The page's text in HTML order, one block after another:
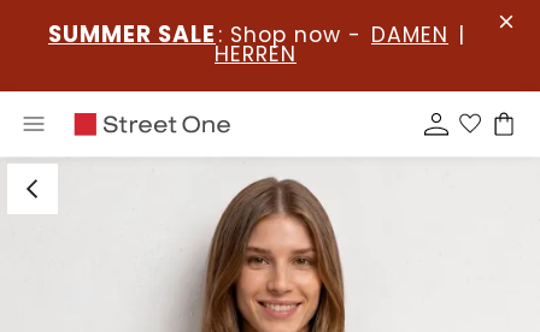
SUMMER SALE : Shop now - DAMEN |
HERREN